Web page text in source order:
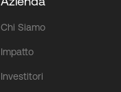
Chi Siamo
Impatto
Investitori